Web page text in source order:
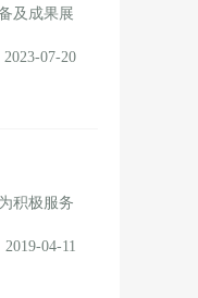
及成果展
2023-07-20
积极服务
2019-04-11